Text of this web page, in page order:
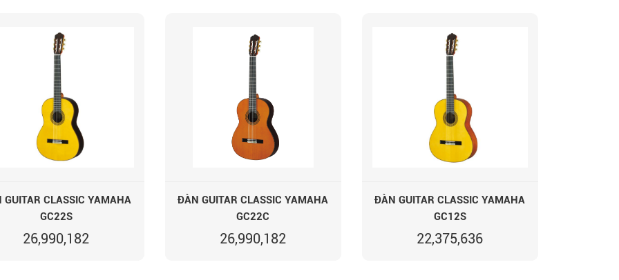
GUITAR CLASSIC YAMAHA
GC22S
26,990,182
ĐÀN GUITAR CLASSIC YAMAHA
GC22C
26,990,182
ĐÀN GUITAR CLASSIC YAMAHA
GC12S
22,375,636